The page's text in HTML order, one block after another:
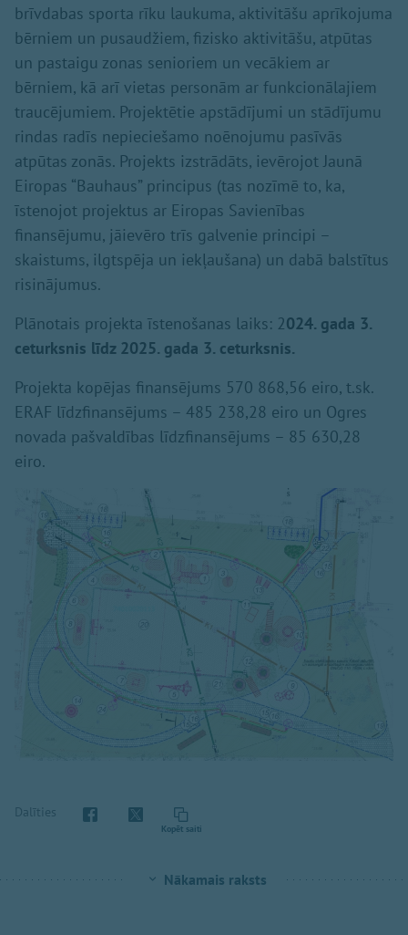
brīvdabas sporta rīku laukuma, aktivitāšu aprīkojuma
bērniem un pusaudžiem, fizisko aktivitāšu, atpūtas
un pastaigu zonas senioriem un vecākiem ar
bērniem, kā arī vietas personām ar funkcionālajiem
traucējumiem. Projektētie apstādījumi un stādījumu
rindas radīs nepieciešamo noēnojumu pasīvās
atpūtas zonās. Projekts izstrādāts, ievērojot Jaunā
Eiropas “Bauhaus” principus (tas nozīmē to, ka,
īstenojot projektus ar Eiropas Savienības
finansējumu, jāievēro trīs galvenie principi –
skaistums, ilgtspēja un iekļaušana) un dabā balstītus
risinājumus.
Plānotais projekta īstenošanas laiks: 2024. gada 3.
ceturksnis līdz 2025. gada 3. ceturksnis.
Projekta kopējas finansējums 570 868,56 eiro, t.sk.
ERAF līdzfinansējums – 485 238,28 eiro un Ogres
novada pašvaldības līdzfinansējums – 85 630,28
eiro.
Dalīties
Kopēt saiti
Nākamais raksts